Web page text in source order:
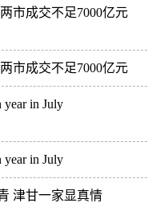
市成交不足7000亿元
市成交不足7000亿元
year in July
year in July
津甘一家显真情